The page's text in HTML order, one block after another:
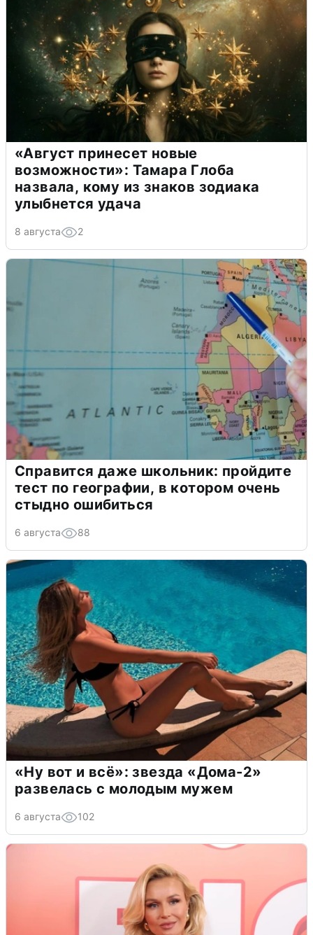
«Август принесет новые
возможности»: Тамара Глоба
назвала, кому из знаков зодиака
улыбнется удача
8 августа 2
Справится даже школьник: пройдите
тест по географии, в котором очень
стыдно ошибиться
6 августа 88
«Ну вот и всё»: звезда «Дома-2»
развелась с молодым мужем
6 августа 102